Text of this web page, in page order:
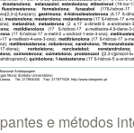
e métodos